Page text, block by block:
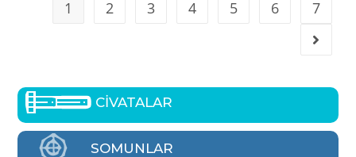
1 2 3 4 5 6 7
CİVATALAR
SOMUNLAR